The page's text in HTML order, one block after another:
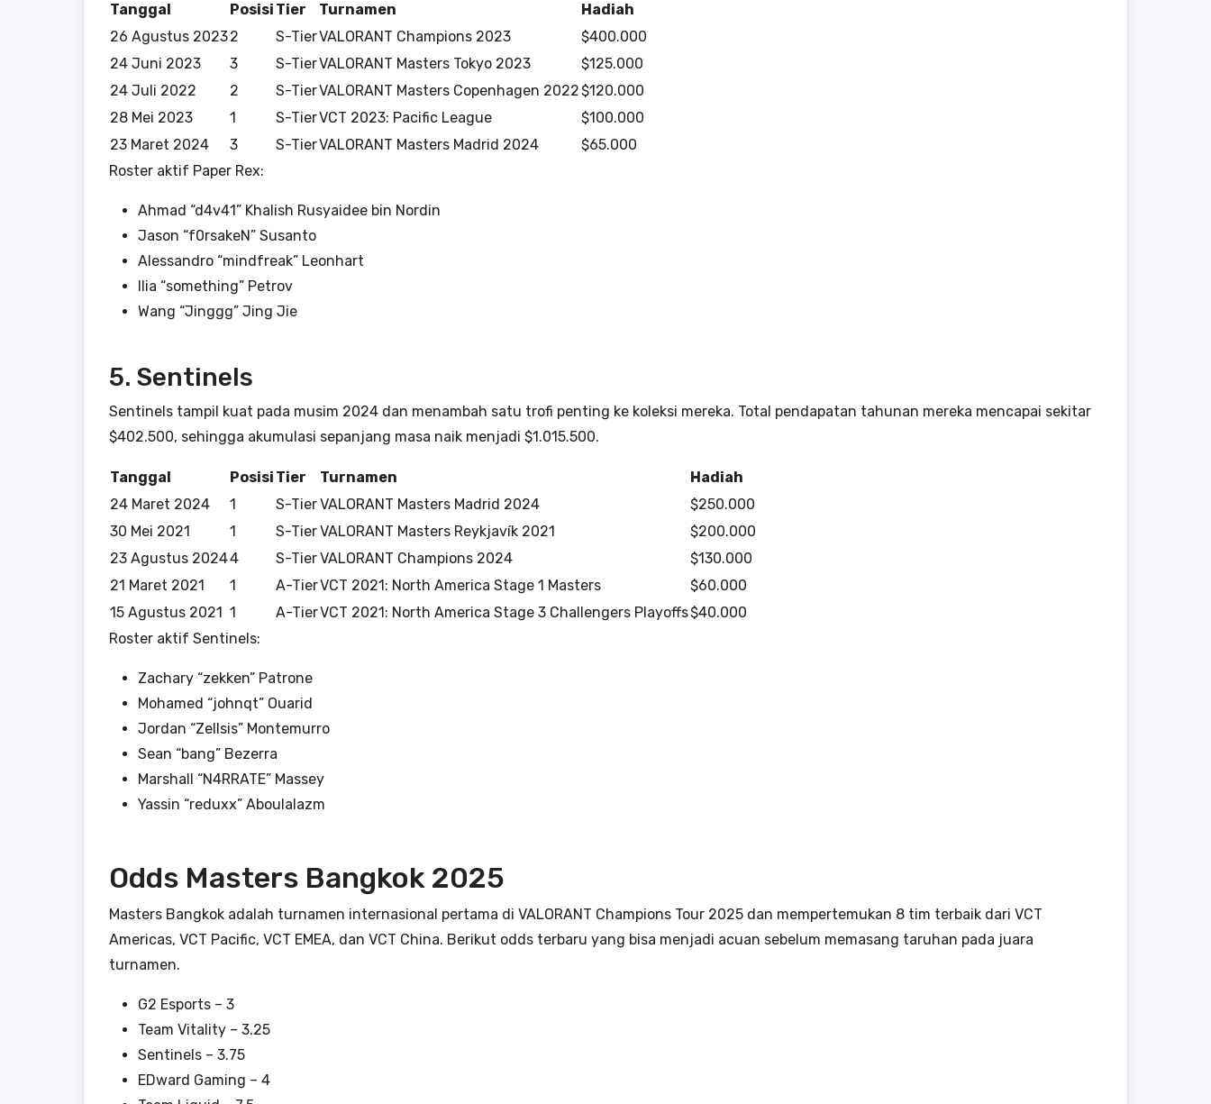
Tanggal Posisi Tier Turnamen
Hadiah
26 Agustus 20232 S-TierVALORANT Champions 2023
$400.000
24 Juni 2023
3 S-TierVALORANT Masters Tokyo 2023
$125.000
24 Juli 2022
2 S-TierVALORANT Masters Copenhagen 2022$120.000
28 Mei 2023
1 S-TierVCT 2023: Pacific League
$100.000
23 Maret 2024
3 S-TierVALORANT Masters Madrid 2024
$65.000
Roster aktif Paper Rex:
Ahmad “d4v41” Khalish Rusyaidee bin Nordin
Jason “f0rsakeN” Susanto
Alessandro “mindfreak” Leonhart
Ilia “something” Petrov
Wang “Jinggg” Jing Jie
5. Sentinels
Sentinels tampil kuat pada musim 2024 dan menambah satu trofi penting ke koleksi mereka. Total pendapatan tahunan mereka mencapai sekitar
$402.500, sehingga akumulasi sepanjang masa naik menjadi $1.015.500.
Tanggal Posisi Tier Turnamen
Hadiah
24 Maret 2024
1 S-TierVALORANT Masters Madrid 2024
$250.000
30 Mei 2021
1 S-TierVALORANT Masters Reykjavík 2021
$200.000
23 Agustus 20244 S-TierVALORANT Champions 2024
$130.000
21 Maret 2021
1 A-TierVCT 2021: North America Stage 1 Masters
$60.000
15 Agustus 2021 1 A-TierVCT 2021: North America Stage 3 Challengers Playoffs$40.000
Roster aktif Sentinels:
Zachary “zekken” Patrone
Mohamed “johnqt” Ouarid
Jordan “Zellsis” Montemurro
Sean “bang” Bezerra
Marshall “N4RRATE” Massey
Yassin “reduxx” Aboulalazm
Odds Masters Bangkok 2025
Masters Bangkok adalah turnamen internasional pertama di VALORANT Champions Tour 2025 dan mempertemukan 8 tim terbaik dari VCT
Americas, VCT Pacific, VCT EMEA, dan VCT China. Berikut odds terbaru yang bisa menjadi acuan sebelum memasang taruhan pada juara
turnamen.
G2 Esports – 3
Team Vitality – 3.25
Sentinels – 3.75
EDward Gaming – 4